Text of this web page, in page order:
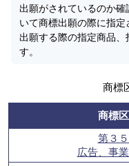
出願がされているのか
いて商標出願の際に指
出願する際の指定商品、
す。
商標
商標
第３
広告、事